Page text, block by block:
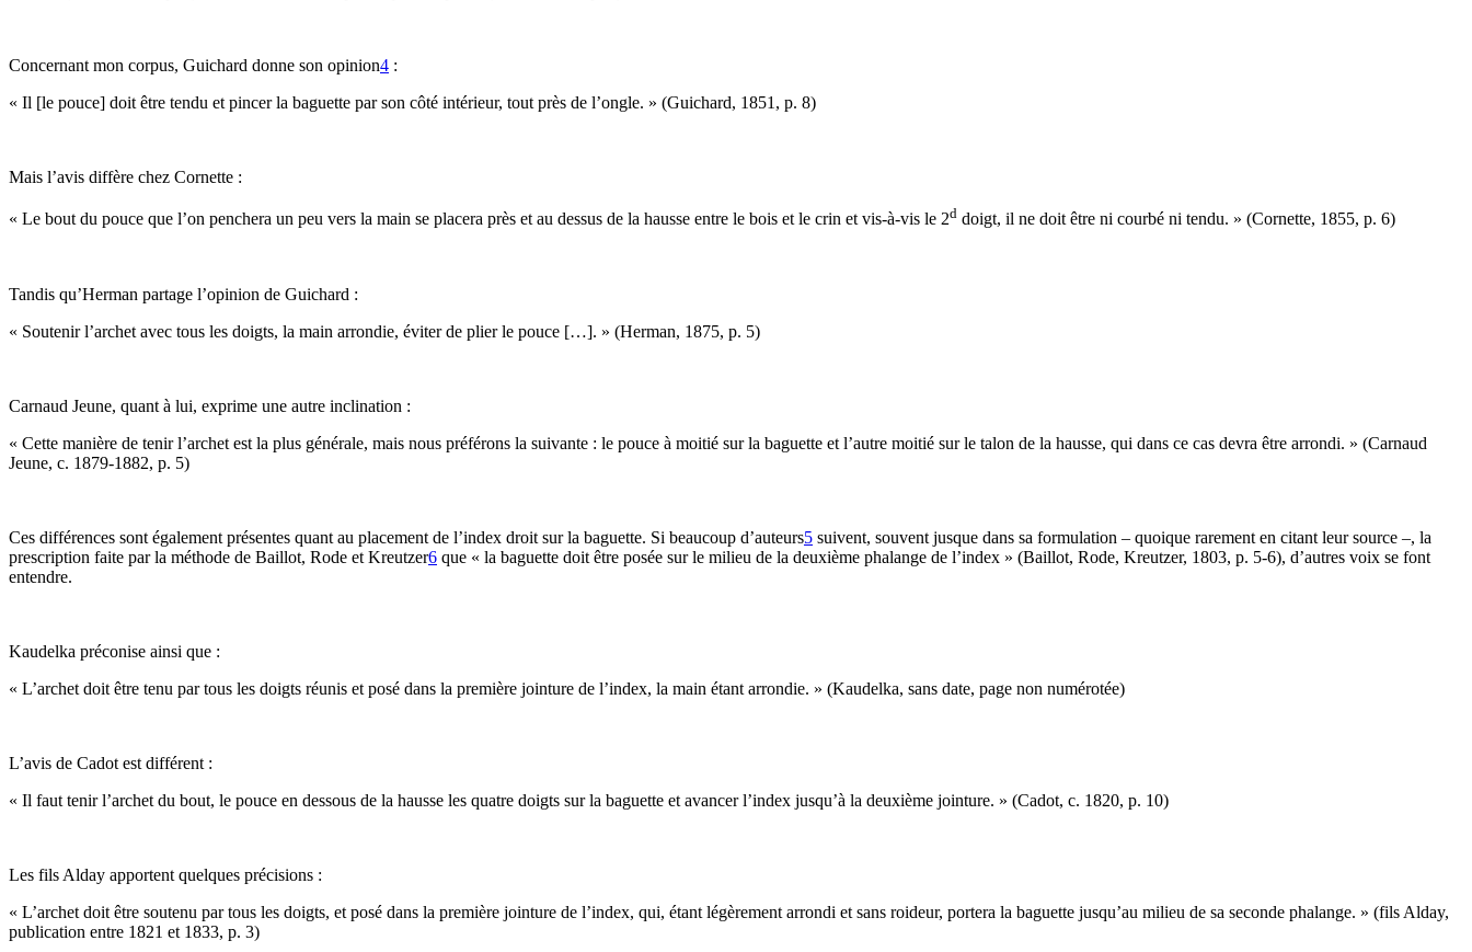
Concernant mon corpus, Guichard donne son opinion4 :
« Il [le pouce] doit être tendu et pincer la baguette par son côté intérieur, tout près de l’ongle. » (Guichard, 1851, p. 8)
Mais l’avis diffère chez Cornette :
« Le bout du pouce que l’on penchera un peu vers la main se placera près et au dessus de la hausse entre le bois et le crin et vis-à-vis le 2d doigt, il ne doit être ni courbé ni tendu. » (Cornette, 1855, p. 6)
Tandis qu’Herman partage l’opinion de Guichard :
« Soutenir l’archet avec tous les doigts, la main arrondie, éviter de plier le pouce […]. » (Herman, 1875, p. 5)
Carnaud Jeune, quant à lui, exprime une autre inclination :
« Cette manière de tenir l’archet est la plus générale, mais nous préférons la suivante : le pouce à moitié sur la baguette et l’autre moitié sur le talon de la hausse, qui dans ce cas devra être arrondi. » (Carnaud
Jeune, c. 1879-1882, p. 5)
Ces différences sont également présentes quant au placement de l’index droit sur la baguette. Si beaucoup d’auteurs5 suivent, souvent jusque dans sa formulation – quoique rarement en citant leur source –, la
prescription faite par la méthode de Baillot, Rode et Kreutzer6 que « la baguette doit être posée sur le milieu de la deuxième phalange de l’index » (Baillot, Rode, Kreutzer, 1803, p. 5-6), d’autres voix se font
entendre.
Kaudelka préconise ainsi que :
« L’archet doit être tenu par tous les doigts réunis et posé dans la première jointure de l’index, la main étant arrondie. » (Kaudelka, sans date, page non numérotée)
L’avis de Cadot est différent :
« Il faut tenir l’archet du bout, le pouce en dessous de la hausse les quatre doigts sur la baguette et avancer l’index jusqu’à la deuxième jointure. » (Cadot, c. 1820, p. 10)
Les fils Alday apportent quelques précisions :
« L’archet doit être soutenu par tous les doigts, et posé dans la première jointure de l’index, qui, étant légèrement arrondi et sans roideur, portera la baguette jusqu’au milieu de sa seconde phalange. » (fils Alday,
publication entre 1821 et 1833, p. 3)